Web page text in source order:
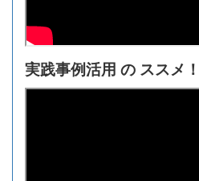
実践事例活用 の ススメ